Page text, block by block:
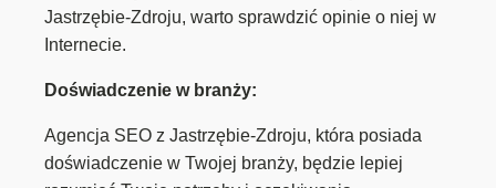
Jastrzębie-Zdroju, warto sprawdzić opinie o niej w
Internecie.
Doświadczenie w branży:
Agencja SEO z Jastrzębie-Zdroju, która posiada
doświadczenie w Twojej branży, będzie lepiej